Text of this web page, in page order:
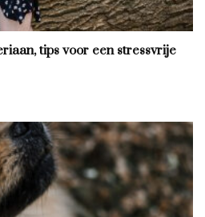
tips voor een stressvrije